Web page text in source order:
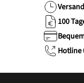
100
Hotline